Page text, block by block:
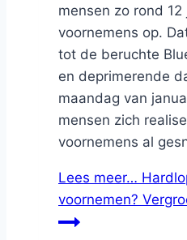
mensen zo rond
voornemens op.
tot de beruchte
en deprimerende
maandag van
mensen zich
voornemens al
Lees meer…
voornemen?